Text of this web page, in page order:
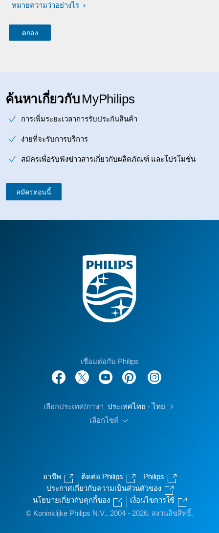
หมายความว่าอย่างไร
ค้นหาเกี่ยวกับ MyPhilips
การเพิ่มระยะเวลาการรับประกันสินค้า
ง่ายที่จะรับการบริการ
สมัครเพื่อรับฟังข่าวสารเกี่ยวกับผลิตภัณฑ์ และโปรโมชั่น
สมัครตอนนี้
เชื่อมต่อกับ Philips
เลือกประเทศ/ภาษา ประเทศไทย - ไทย
เลือกไซต์
อาชีพ ติดต่อ Philips
Philips
ประกาศเกี่ยวกับความเป็นส่วนตัวของ
นโยบายเกี่ยวกับคุกกี้ของ
เงื่อนไขการใช้
© Koninklijke Philips N.V., 2004 - 2026. สงวนลิขสิทธิ์.